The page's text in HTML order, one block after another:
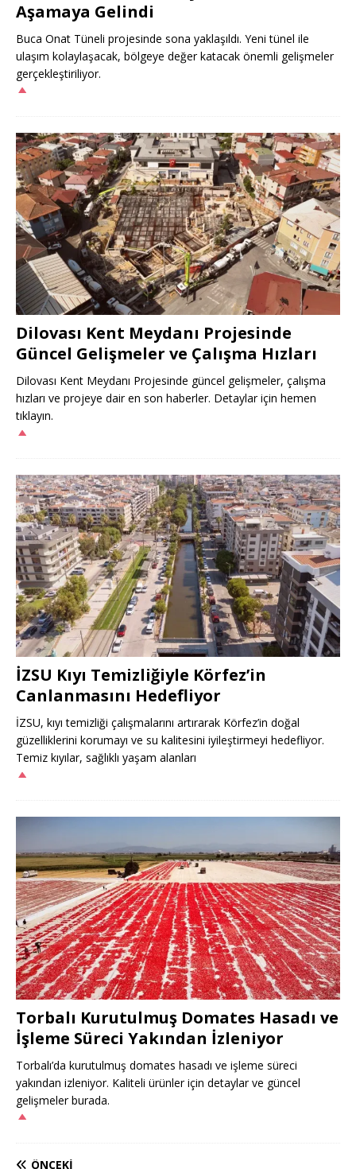
Aşamaya Gelindi
Buca Onat Tüneli projesinde sona yaklaşıldı. Yeni tünel ile
ulaşım kolaylaşacak, bölgeye değer katacak önemli gelişmeler
gerçekleştiriliyor.
Dilovası Kent Meydanı Projesinde
Güncel Gelişmeler ve Çalışma Hızları
Dilovası Kent Meydanı Projesinde güncel gelişmeler, çalışma
hızları ve projeye dair en son haberler. Detaylar için hemen
tıklayın.
İZSU Kıyı Temizliğiyle Körfez’in
Canlanmasını Hedefliyor
İZSU, kıyı temizliği çalışmalarını artırarak Körfez’in doğal
güzelliklerini korumayı ve su kalitesini iyileştirmeyi hedefliyor.
Temiz kıyılar, sağlıklı yaşam alanları
Torbalı Kurutulmuş Domates Hasadı ve
İşleme Süreci Yakından İzleniyor
Torbalı’da kurutulmuş domates hasadı ve işleme süreci
yakından izleniyor. Kaliteli ürünler için detaylar ve güncel
gelişmeler burada.
ÖNCEKI